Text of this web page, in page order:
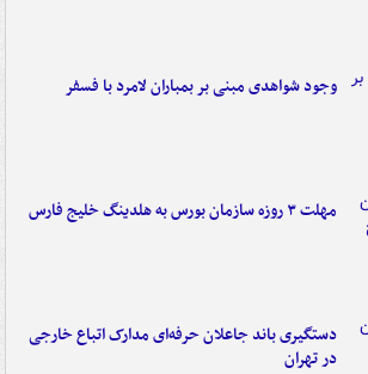
وجود شواهدی مبنی بر بمباران لامرد با فسفر
مهلت ۳ روزه سازمان بورس به هلدینگ خلیج فارس
دستگیری باند جاعلان حرفه‌ای مدارک اتباع خارجی
در تهران